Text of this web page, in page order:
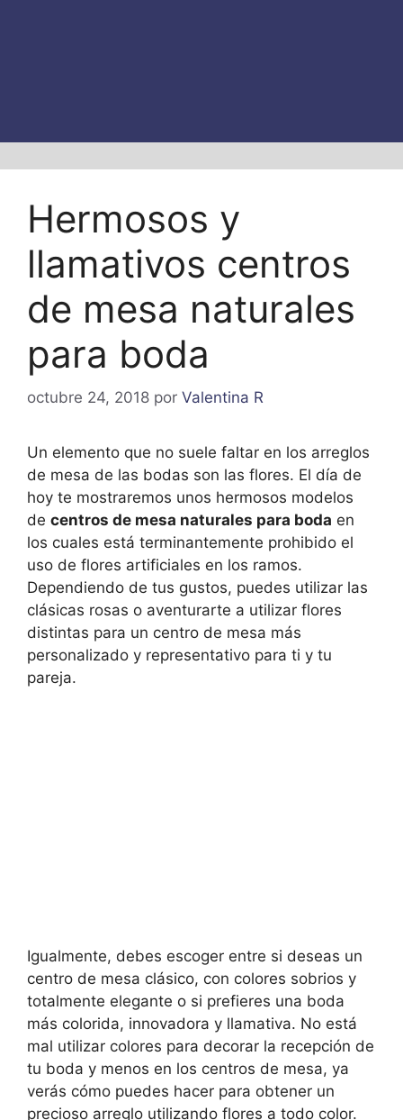
Hermosos y
llamativos centros
de mesa naturales
para boda
octubre 24, 2018 por Valentina R
Un elemento que no suele faltar en los arreglos
de mesa de las bodas son las flores. El día de
hoy te mostraremos unos hermosos modelos
de centros de mesa naturales para boda en
los cuales está terminantemente prohibido el
uso de flores artificiales en los ramos.
Dependiendo de tus gustos, puedes utilizar las
clásicas rosas o aventurarte a utilizar flores
distintas para un centro de mesa más
personalizado y representativo para ti y tu
pareja.
Igualmente, debes escoger entre si deseas un
centro de mesa clásico, con colores sobrios y
totalmente elegante o si prefieres una boda
más colorida, innovadora y llamativa. No está
mal utilizar colores para decorar la recepción de
tu boda y menos en los centros de mesa, ya
verás cómo puedes hacer para obtener un
precioso arreglo utilizando flores a todo color.